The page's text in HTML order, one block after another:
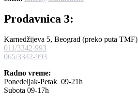
Prodavnica 3:
Karnedžijeva 5, Beograd (preko puta TMF)
011/3342-993
065/3342-993
Radno vreme:
Ponedeljak-Petak 09-21h
Subota 09-17h